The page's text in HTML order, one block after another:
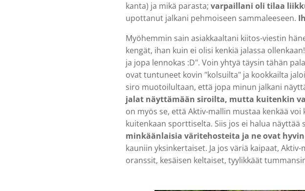
kanta) ja mikä parasta; varpaillani oli tilaa
upottanut jalkani pehmoiseen sammaleeseen. I
Myöhemmin sain asiakkaaltani kiitos-viestin
kengät, ihan kuin ei olisi kenkiä jalassa
ja jopa lennokas :D". Voin yhtyä täysin tähän
ovat tuntuneet kovin "kolsuilta" ja kookkailta
siro muotoilultaan, että jopa minun jalkani
jalat näyttämään siroilta, mutta kuitenkin
on myös se, että Aktiv-mallin mustaa kenkää
kuitenkaan sporttiselta. Siis jos ei halua
minkäänlaisia väritehosteita ja ne ovat
kauniin yksinkertaiset. Ja jos väriä kaipaat,
oranssit, kesäisen keltaiset, tyylikkäät